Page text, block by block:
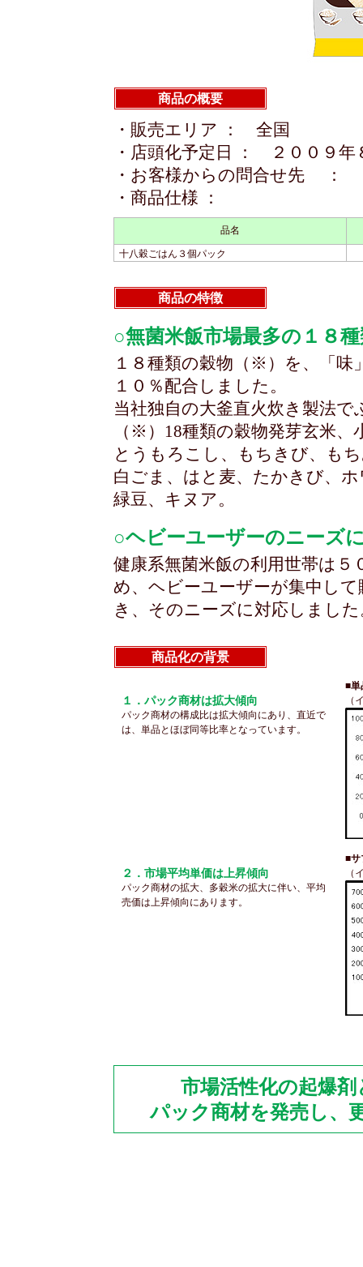
商品の概要
・販売エリア ： 全国
・店頭化予定日 ： ２００９年
・お客様からの問合せ先 ：
・商品仕様 ：
品名
十八穀ごはん３個パック
商品の特徴
○無菌米飯市場最多の１８
１８種類の穀物（※）を、「味
１０％配合しました。
当社独自の大釜直火炊き製法
（※）18種類の穀物発芽玄米
とうもろこし、もちきび、も
白ごま、はと麦、たかきび、
緑豆、キヌア。
○ヘビーユーザーのニーズ
健康系無菌米飯の利用世帯は
め、ヘビーユーザーが集中し
き、そのニーズに対応しました
商品化の背景
１．パック商材は拡大傾向
パック商材の構成比は拡大傾向にあり、直近で
は、単品とほぼ同等比率となっています。
■単
（
２．市場平均単価は上昇傾向
パック商材の拡大、多穀米の拡大に伴い、平均
売価は上昇傾向にあります。
■サ
（
市場活性化の起爆
パック商材を発売し、